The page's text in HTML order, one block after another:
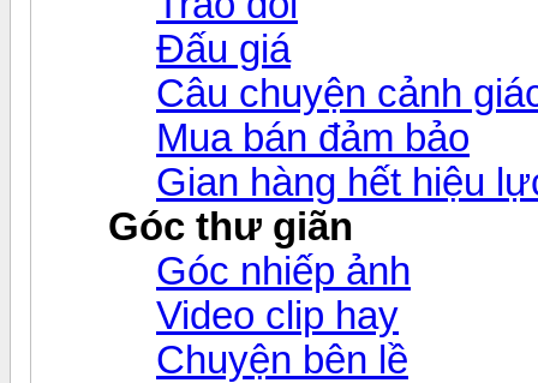
Đấu giá
Câu chuyện cảnh
Mua bán đảm bảo
Gian hàng hết hiệu
Góc thư giãn
Góc nhiếp ảnh
Video clip hay
Chuyện bên lề